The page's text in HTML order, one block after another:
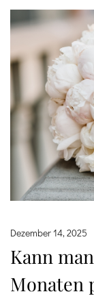
Dezember 14, 2025
Kann
Monaten